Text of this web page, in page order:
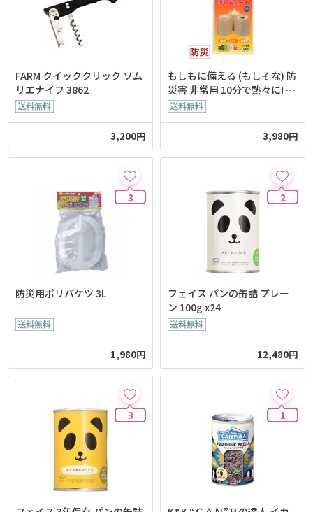
FARM クイッククリック ソム
リエナイフ 3862
3,200円
もしもに備える (もしそな) 防
災害 非常用 10分で熱々に! 携
帯おかん器
3,980円
3
防災用ポリバケツ 3L
1,980円
2
フェイス パンの缶詰 プレー
ン 100g x24
12,480円
3 1